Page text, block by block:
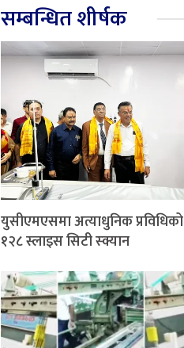
सम्बन्धित शीर्षक
युसीएमएसमा अत्याधुनिक प्रविधिको
१२८ स्लाइस सिटी स्क्यान